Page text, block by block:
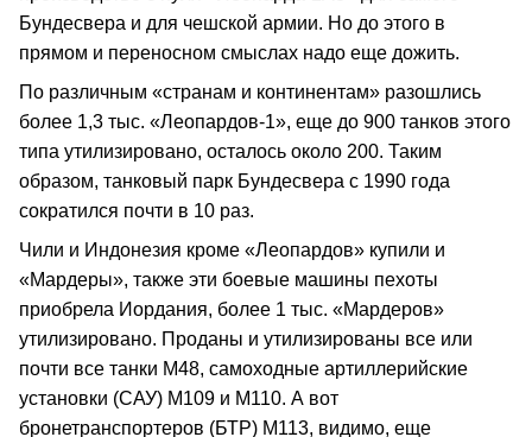
Бундесвера и для чешской армии. Но до этого в
прямом и переносном смыслах надо еще дожить.
По различным «странам и континентам» разошлись
более 1,3 тыс. «Леопардов-1», еще до 900 танков этого
типа утилизировано, осталось около 200. Таким
образом, танковый парк Бундесвера с 1990 года
сократился почти в 10 раз.
Чили и Индонезия кроме «Леопардов» купили и
«Мардеры», также эти боевые машины пехоты
приобрела Иордания, более 1 тыс. «Мардеров»
утилизировано. Проданы и утилизированы все или
почти все танки М48, самоходные артиллерийские
установки (САУ) М109 и М110. А вот
бронетранспортеров (БТР) М113, видимо, еще